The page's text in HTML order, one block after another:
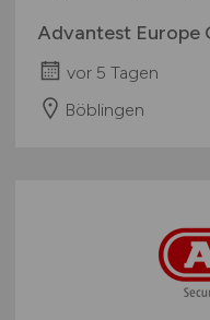
Advantest Europe
vor 5 Tagen
Böblingen